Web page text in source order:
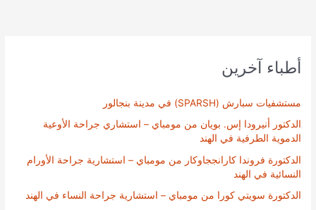
أطباء آخرين
مستشفيات سبارش (SPARSH) في مدينة بنجالور
الدكتور أنيرودا إس. بويان من مومباي – استشاري جراحة الأوعية
الدموية الطرفية في الهند
الدكتورة فروندا كارانججاوكار من مومباي – استشارية جراحة الأورام
النسائية في الهند
الدكتورة سويتي كورا من مومباي – استشارية جراحة النساء في الهند